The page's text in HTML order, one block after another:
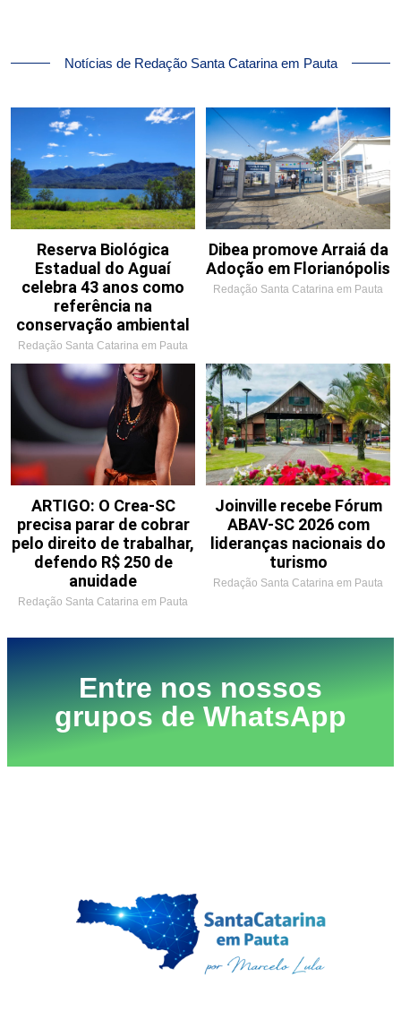
Notícias de Redação Santa Catarina em Pauta
Reserva Biológica
Estadual do Aguaí
celebra 43 anos como
referência na
conservação ambiental
Redação Santa Catarina em Pauta
Dibea promove Arraiá da
Adoção em Florianópolis
Redação Santa Catarina em Pauta
ARTIGO: O Crea-SC
precisa parar de cobrar
pelo direito de trabalhar,
defendo R$ 250 de
anuidade
Redação Santa Catarina em Pauta
Joinville recebe Fórum
ABAV-SC 2026 com
lideranças nacionais do
turismo
Redação Santa Catarina em Pauta
Entre nos nossos
grupos de WhatsApp